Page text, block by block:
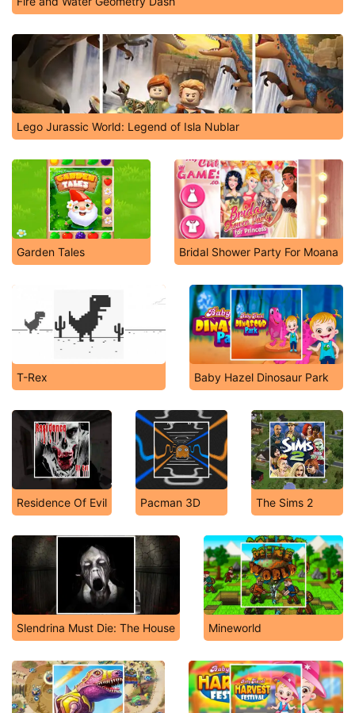
Lego Jurassic World: Legend of Isla Nublar
Garden Tales Bridal Shower Party For Moana
T-Rex Baby Hazel Dinosaur Park
Residence Of Evil Pacman 3D The Sims 2
Slendrina Must Die: The House Mineworld